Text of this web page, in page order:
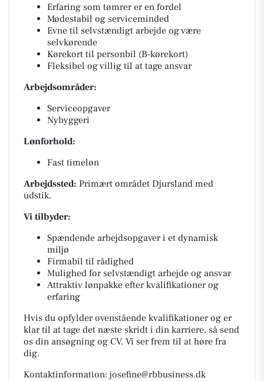
Erfaring som tømrer er en fordel
Mødestabil og serviceminded
Evne til selvstændigt arbejde og være
selvkørende
Kørekort til personbil (B-kørekort)
Fleksibel og villig til at tage ansvar
Arbejdsområder:
Serviceopgaver
Nybyggeri
Lønforhold:
Fast timeløn
Arbejdssted: Primært området Djursland med
udstik.
Vi tilbyder:
Spændende arbejdsopgaver i et dynamisk
miljø
Firmabil til rådighed
Mulighed for selvstændigt arbejde og ansvar
Attraktiv lønpakke efter kvalifikationer og
erfaring
Hvis du opfylder ovenstående kvalifikationer og er
klar til at tage det næste skridt i din karriere, så send
os din ansøgning og CV. Vi ser frem til at høre fra
dig.
Kontaktinformation: josefine@rbbusiness.dk